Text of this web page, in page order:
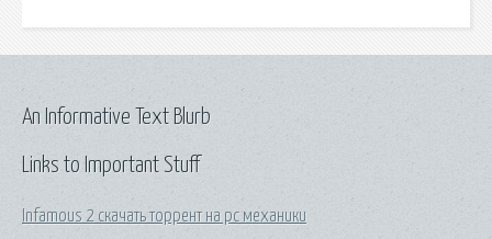
Links to Important Stuff
Infamous 2 скачать торрент на pc механики
An Informative Text Blurb